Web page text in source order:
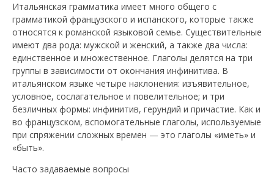
Итальянская грамматика имеет много общего с
грамматикой французского и испанского, которые также
относятся к романской языковой семье. Существительные
имеют два рода: мужской и женский, а также два числа:
единственное и множественное. Глаголы делятся на три
группы в зависимости от окончания инфинитива. В
итальянском языке четыре наклонения: изъявительное,
условное, сослагательное и повелительное; и три
безличных формы: инфинитив, герундий и причастие. Как и
во французском, вспомогательные глаголы, используемые
при спряжении сложных времен — это глаголы «иметь» и
«быть».
Часто задаваемые вопросы